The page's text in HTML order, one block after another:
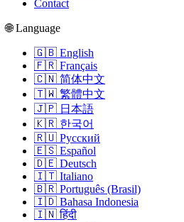
Contact
🌐 Language
🇬🇧 English
🇫🇷 Français
🇨🇳 简体中文
🇹🇼 繁體中文
🇯🇵 日本語
🇰🇷 한국어
🇷🇺 Русский
🇪🇸 Español
🇩🇪 Deutsch
🇮🇹 Italiano
🇧🇷 Português (Brasil)
🇮🇩 Bahasa Indonesia
🇮🇳 हिंदी